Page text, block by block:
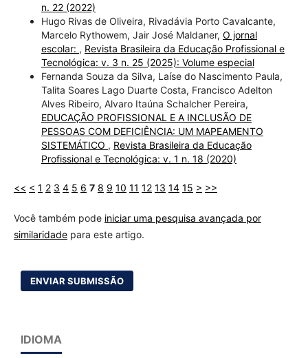
n. 22 (2022)
Hugo Rivas de Oliveira, Rivadávia Porto Cavalcante,
Marcelo Rythowem, Jair José Maldaner, O jornal
escolar: , Revista Brasileira da Educação Profissional e
Tecnológica: v. 3 n. 25 (2025): Volume especial
Fernanda Souza da Silva, Laíse do Nascimento Paula,
Talita Soares Lago Duarte Costa, Francisco Adelton
Alves Ribeiro, Alvaro Itaúna Schalcher Pereira,
EDUCAÇÃO PROFISSIONAL E A INCLUSÃO DE
PESSOAS COM DEFICIÊNCIA: UM MAPEAMENTO
SISTEMÁTICO , Revista Brasileira da Educação
Profissional e Tecnológica: v. 1 n. 18 (2020)
<< < 1 2 3 4 5 6 7 8 9 10 11 12 13 14 15 > >>
Você também pode iniciar uma pesquisa avançada por
similaridadepara este artigo.
ENVIAR SUBMISSÃO
IDIOMA